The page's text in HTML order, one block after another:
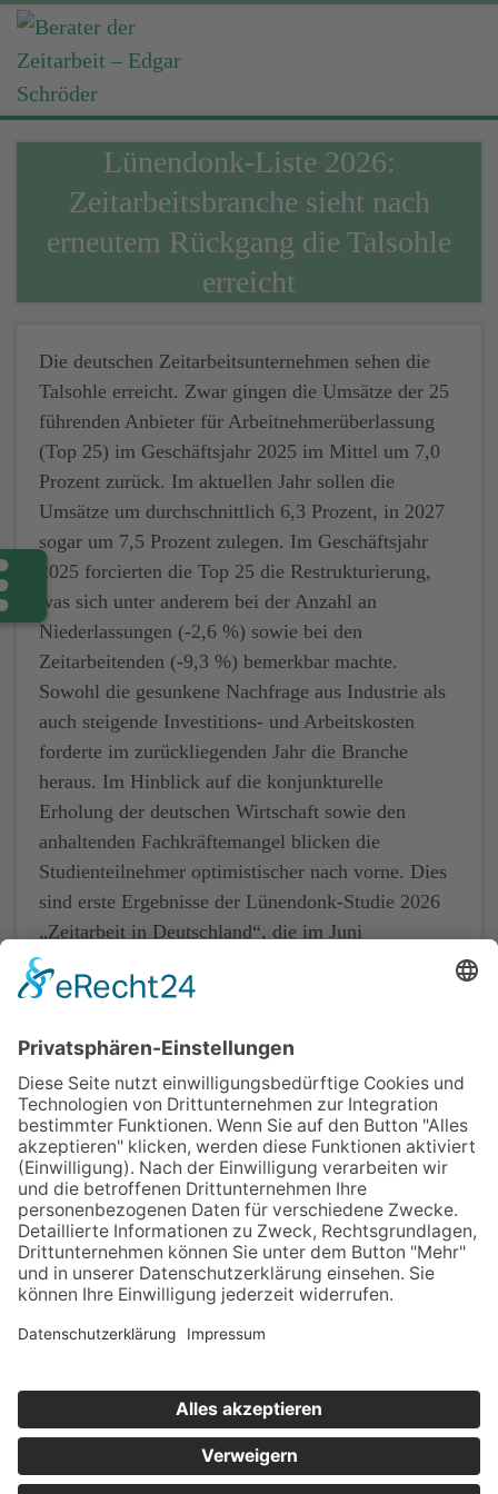
Lünendonk-Liste 2026:
Zeitarbeitsbranche sieht nach
erneutem Rückgang die Talsohle
erreicht
Die deutschen Zeitarbeitsunternehmen sehen die
Talsohle erreicht. Zwar gingen die Umsätze der 25
führenden Anbieter für Arbeitnehmerüberlassung
(Top 25) im Geschäftsjahr 2025 im Mittel um 7,0
Prozent zurück. Im aktuellen Jahr sollen die
Umsätze um durchschnittlich 6,3 Prozent, in 2027
sogar um 7,5 Prozent zulegen. Im Geschäftsjahr
2025 forcierten die Top 25 die Restrukturierung,
was sich unter anderem bei der Anzahl an
Niederlassungen (-2,6 %) sowie bei den
Zeitarbeitenden (-9,3 %) bemerkbar machte.
Sowohl die gesunkene Nachfrage aus Industrie als
auch steigende Investitions- und Arbeitskosten
forderte im zurückliegenden Jahr die Branche
heraus. Im Hinblick auf die konjunkturelle
Erholung der deutschen Wirtschaft sowie den
anhaltenden Fachkräftemangel blicken die
Studienteilnehmer optimistischer nach vorne. Dies
sind erste Ergebnisse der Lünendonk-Studie 2026
„Zeitarbeit in Deutschland“, die im Juni
veröffentlicht wird.
Home
Impressum
Datenschutz
Kontakt & Anfahrt
© 2025 Unternehmens­beratung für Personal­
dienstleister | Aktenprüfung & Revision,
Beratung, Controlling | Berater der Zeitarbeit –